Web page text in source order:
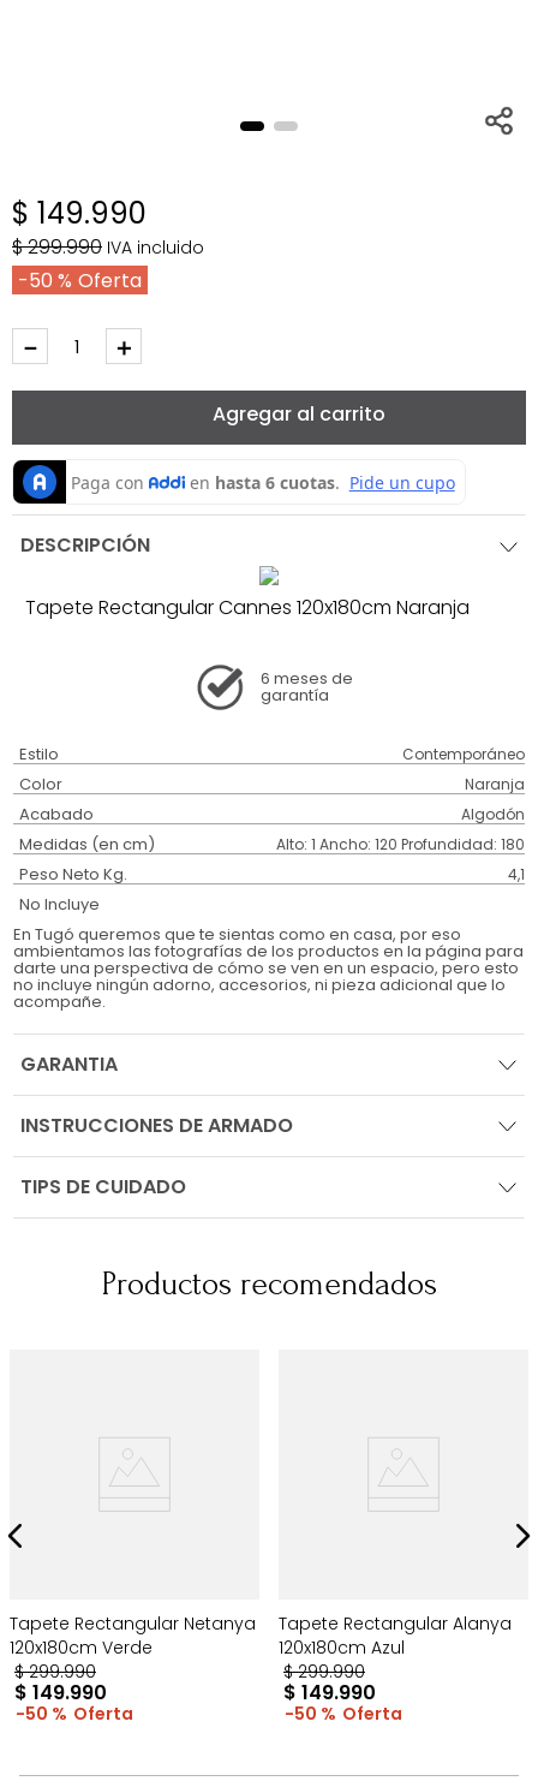
$ 149.990
$299.990 IVA incluido
50 %
＋
－
Agregar al carrito
DESCRIPCIÓN
Tapete Rectangular Cannes 120x180cm Naranja
6 meses de
garantía
Estilo Contemporáneo
Color Naranja
Acabado Algodón
Medidas (en cm) Alto: 1 Ancho: 120 Profundidad: 180
Peso Neto Kg. 4,1
No Incluye
En Tugó queremos que te sientas como en casa, por eso
ambientamos las fotografías de los productos en la página para
darte una perspectiva de cómo se ven en un espacio, pero esto
no incluye ningún adorno, accesorios, ni pieza adicional que lo
acompañe.
GARANTIA
INSTRUCCIONES DE ARMADO
TIPS DE CUIDADO
Productos recomendados
Tapete Rectangular Netanya
120x180cm Verde
$ 299.990
$ 149.990
50 %
Tapete Rectangular Alanya
120x180cm Azul
$ 299.990
$ 149.990
50 %